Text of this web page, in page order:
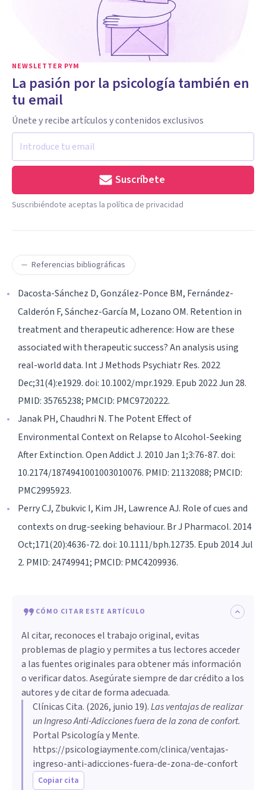
NEWSLETTER PYM
La pasión por la psicología también en
tu email
Únete y recibe artículos y contenidos exclusivos
Suscríbete
Suscribiéndote aceptas la política de privacidad
Referencias bibliográficas
Dacosta-Sánchez D, González-Ponce BM, Fernández-
Calderón F, Sánchez-García M, Lozano OM. Retention in
treatment and therapeutic adherence: How are these
associated with therapeutic success? An analysis using
real-world data. Int J Methods Psychiatr Res. 2022
Dec;31(4):e1929. doi: 10.1002/mpr.1929. Epub 2022 Jun 28.
PMID: 35765238; PMCID: PMC9720222.
Janak PH, Chaudhri N. The Potent Effect of
Environmental Context on Relapse to Alcohol-Seeking
After Extinction. Open Addict J. 2010 Jan 1;3:76-87. doi:
10.2174/1874941001003010076. PMID: 21132088; PMCID:
PMC2995923.
Perry CJ, Zbukvic I, Kim JH, Lawrence AJ. Role of cues and
contexts on drug-seeking behaviour. Br J Pharmacol. 2014
Oct;171(20):4636-72. doi: 10.1111/bph.12735. Epub 2014 Jul
2. PMID: 24749941; PMCID: PMC4209936.
CÓMO CITAR ESTE ARTÍCULO
Al citar, reconoces el trabajo original, evitas
problemas de plagio y permites a tus lectores acceder
a las fuentes originales para obtener más información
o verificar datos. Asegúrate siempre de dar crédito a los
autores y de citar de forma adecuada.
Clínicas Cita. (2026, junio 19).Las ventajas de realizar
un Ingreso Anti-Adicciones fuera de la zona de confort.
Portal Psicología y Mente.
https://psicologiaymente.com/clinica/ventajas-
ingreso-anti-adicciones-fuera-de-zona-de-confort
Copiar cita